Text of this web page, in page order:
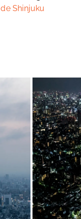
Shinjuku